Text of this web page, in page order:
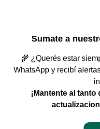
Sumate a
🌾 ¿Querés estar
WhatsApp y recibí
¡Mantente al